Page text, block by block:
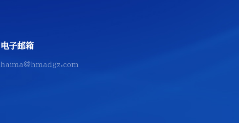
电子邮箱
haima@hmadgz.com